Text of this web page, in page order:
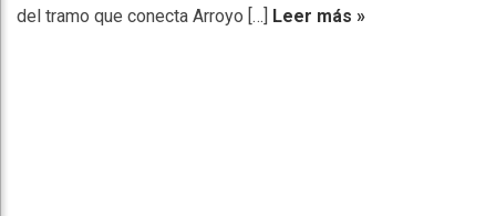
del tramo que conecta Arroyo […] Leer más »